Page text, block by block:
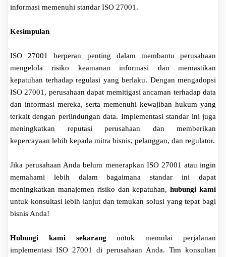
informasi memenuhi standar ISO 27001.
Kesimpulan
ISO 27001 berperan penting dalam membantu perusahaan
mengelola risiko keamanan informasi dan memastikan
kepatuhan terhadap regulasi yang berlaku. Dengan mengadopsi
ISO 27001, perusahaan dapat memitigasi ancaman terhadap data
dan informasi mereka, serta memenuhi kewajiban hukum yang
terkait dengan perlindungan data. Implementasi standar ini juga
meningkatkan reputasi perusahaan dan memberikan
kepercayaan lebih kepada mitra bisnis, pelanggan, dan regulator.
Jika perusahaan Anda belum menerapkan ISO 27001 atau ingin
memahami lebih dalam bagaimana standar ini dapat
meningkatkan manajemen risiko dan kepatuhan,hubungi kami
untuk konsultasi lebih lanjut dan temukan solusi yang tepat bagi
bisnis Anda!
Hubungi kami sekarang untuk memulai perjalanan
implementasi ISO 27001 di perusahaan Anda. Tim konsultan